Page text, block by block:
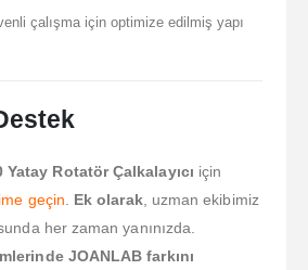
çalışma için optimize edilmiş yapı
Rotatör Çalkalayıcı için
geçin Ek olarak, uzman ekibimiz
her zaman yanınızda.
JOANLAB farkını